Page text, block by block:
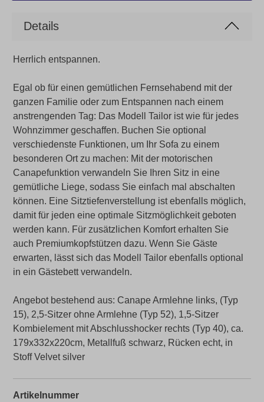
Details
Herrlich entspannen.
Egal ob für einen gemütlichen Fernsehabend mit der
ganzen Familie oder zum Entspannen nach einem
anstrengenden Tag: Das Modell Tailor ist wie für jedes
Wohnzimmer geschaffen. Buchen Sie optional
verschiedenste Funktionen, um Ihr Sofa zu einem
besonderen Ort zu machen: Mit der motorischen
Canapefunktion verwandeln Sie Ihren Sitz in eine
gemütliche Liege, sodass Sie einfach mal abschalten
können. Eine Sitztiefenverstellung ist ebenfalls möglich,
damit für jeden eine optimale Sitzmöglichkeit geboten
werden kann. Für zusätzlichen Komfort erhalten Sie
auch Premiumkopfstützen dazu. Wenn Sie Gäste
erwarten, lässt sich das Modell Tailor ebenfalls optional
in ein Gästebett verwandeln.
Angebot bestehend aus: Canape Armlehne links, (Typ
15), 2,5-Sitzer ohne Armlehne (Typ 52), 1,5-Sitzer
Kombielement mit Abschlusshocker rechts (Typ 40), ca.
179x332x220cm, Metallfuß schwarz, Rücken echt, in
Stoff Velvet silver
Artikelnummer